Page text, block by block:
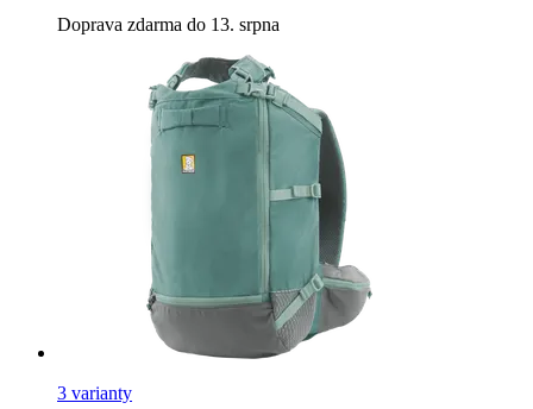
Doprava zdarma do 13. srpna
3 varianty